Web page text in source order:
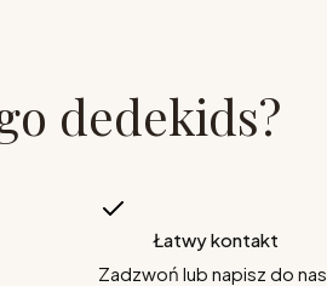
dedekids?
Łatwy kontakt
Zadzwoń lub napisz do nas.